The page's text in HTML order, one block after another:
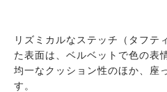
リズミカルなステッチ（タフテ
た表面は、ベルベットで色の表
均一なクッション性のほか、座
す。